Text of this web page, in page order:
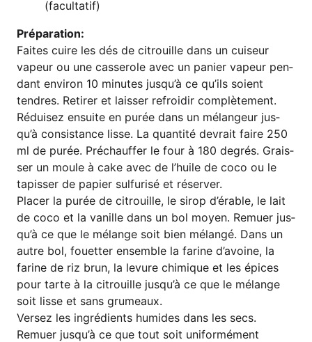
(facul­ta­tif)
Pré­pa­ra­ti­on:
Fai­tes cui­re les dés de citrouil­le dans un cui­seur
vapeur ou une cas­se­ro­le avec un panier vapeur pen­
dant envi­ron 10 minu­tes jus­qu’à ce qu’ils soi­ent
tendres. Reti­rer et lais­ser refro­idir com­plè­te­ment.
Rédui­sez ensuite en purée dans un mélan­geur jus­
qu’à con­sis­tance lis­se. La quan­ti­té dev­rait fai­re 250
ml de purée. Pré­chauf­fer le four à 180 degrés. Grais­
ser un moule à cake avec de l’hui­le de coco ou le
tapis­ser de papier sul­fu­ri­sé et réserver.
Pla­cer la purée de citrouil­le, le sirop d’é­ra­ble, le lait
de coco et la vanil­le dans un bol moy­en. Remuer jus­
qu’à ce que le mélan­ge soit bien mélan­gé. Dans un
aut­re bol, fou­et­ter ensem­ble la fari­ne d’a­voi­ne, la
fari­ne de riz brun, la levu­re chi­mi­que et les épi­ces
pour tar­te à la citrouil­le jus­qu’à ce que le mélan­ge
soit lis­se et sans grumeaux.
Ver­sez les ing­ré­di­ents humi­des dans les secs.
Remuer jus­qu’à ce que tout soit uni­for­mé­ment